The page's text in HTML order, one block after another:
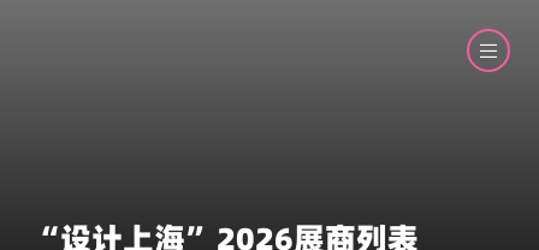
“设计上海”2026展商列表